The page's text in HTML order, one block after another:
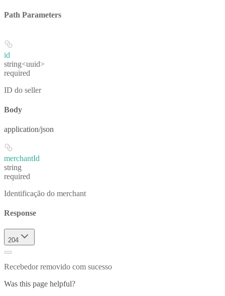
Path Parameters
id
string<uuid>
required
ID do seller
Body
application/json
merchantId
string
required
Identificação do merchant
Response
204
Recebedor removido com sucesso
Was this page helpful?